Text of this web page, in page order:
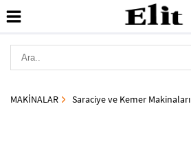
MAKİNALAR Saraciye ve Kemer Makinaları